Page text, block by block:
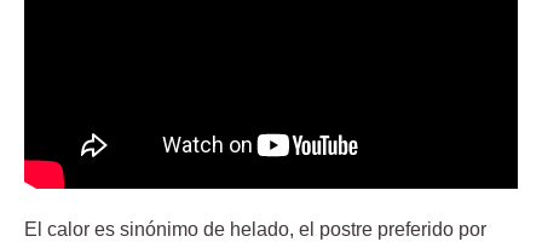
El calor es sinónimo de helado, el postre preferido por